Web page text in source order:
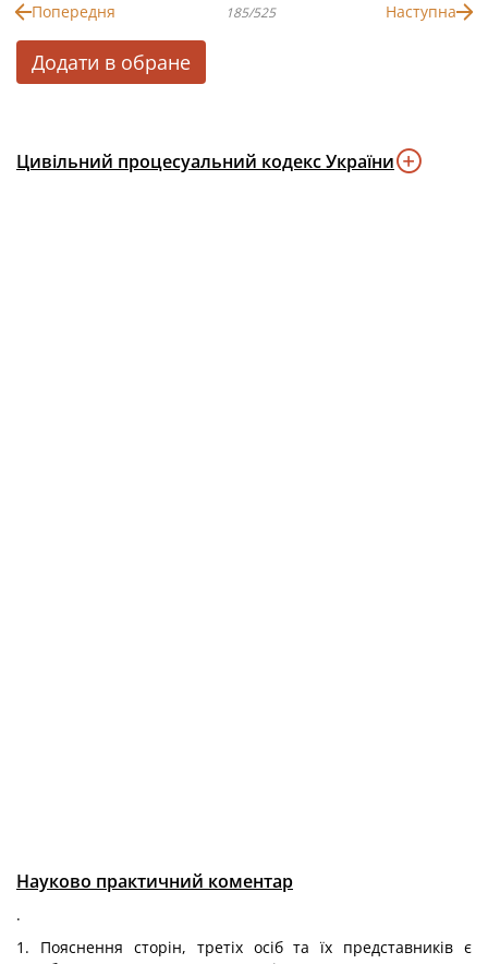
Попередня 185/525 Наступна
Додати в обране
Цивільний процесуальний кодекс України
Науково практичний коментар
.
1. Пояснення сторін, третіх осіб та їх представників є